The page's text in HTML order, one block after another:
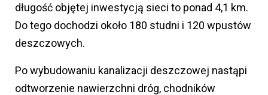
długość objętej inwestycją sieci to ponad 4,1 km.
Do tego dochodzi około 180 studni i 120 wpustów
deszczowych.
Po wybudowaniu kanalizacji deszczowej nastąpi
odtworzenie nawierzchni dróg, chodników